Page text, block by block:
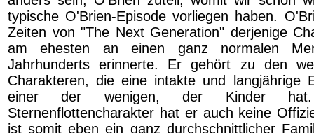
typische O'Brien-Episode vorliegen haben.
Zeiten von "The Next Generation" derjenige
am ehesten an einen ganz normalen
Jahrhunderts erinnerte. Er gehört zu den
Charakteren, die eine intakte und langjährige
einer der wenigen, der Kinder
Sternenflottencharakter hat er auch keine
ist somit eben ein ganz durchschnittlicher